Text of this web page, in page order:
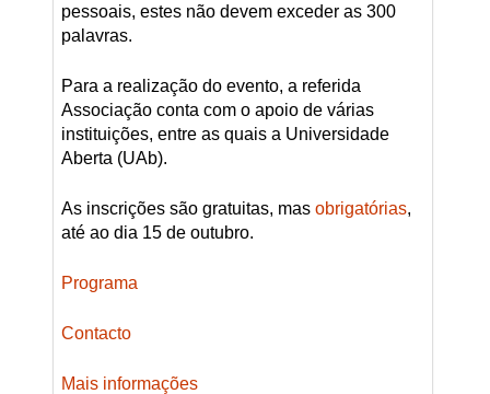
pessoais, estes não devem exceder as 300
palavras.
Para a realização do evento, a referida
Associação conta com o apoio de várias
instituições, entre as quais a Universidade
Aberta (UAb).
As inscrições são gratuitas, mas obrigatórias,
até ao dia 15 de outubro.
Programa
Contacto
Mais informações